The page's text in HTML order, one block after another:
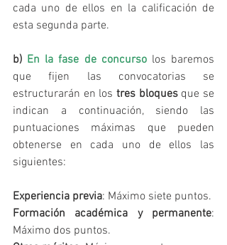
cada uno de ellos en la calificación de
esta segunda parte.
b) En la fase de concurso los baremos
que fijen las convocatorias se
estructurarán en los tres bloques que se
indican a continuación, siendo las
puntuaciones máximas que pueden
obtenerse en cada uno de ellos las
siguientes:
Experiencia previa: Máximo siete puntos.
Formación académica y permanente:
Máximo dos puntos.